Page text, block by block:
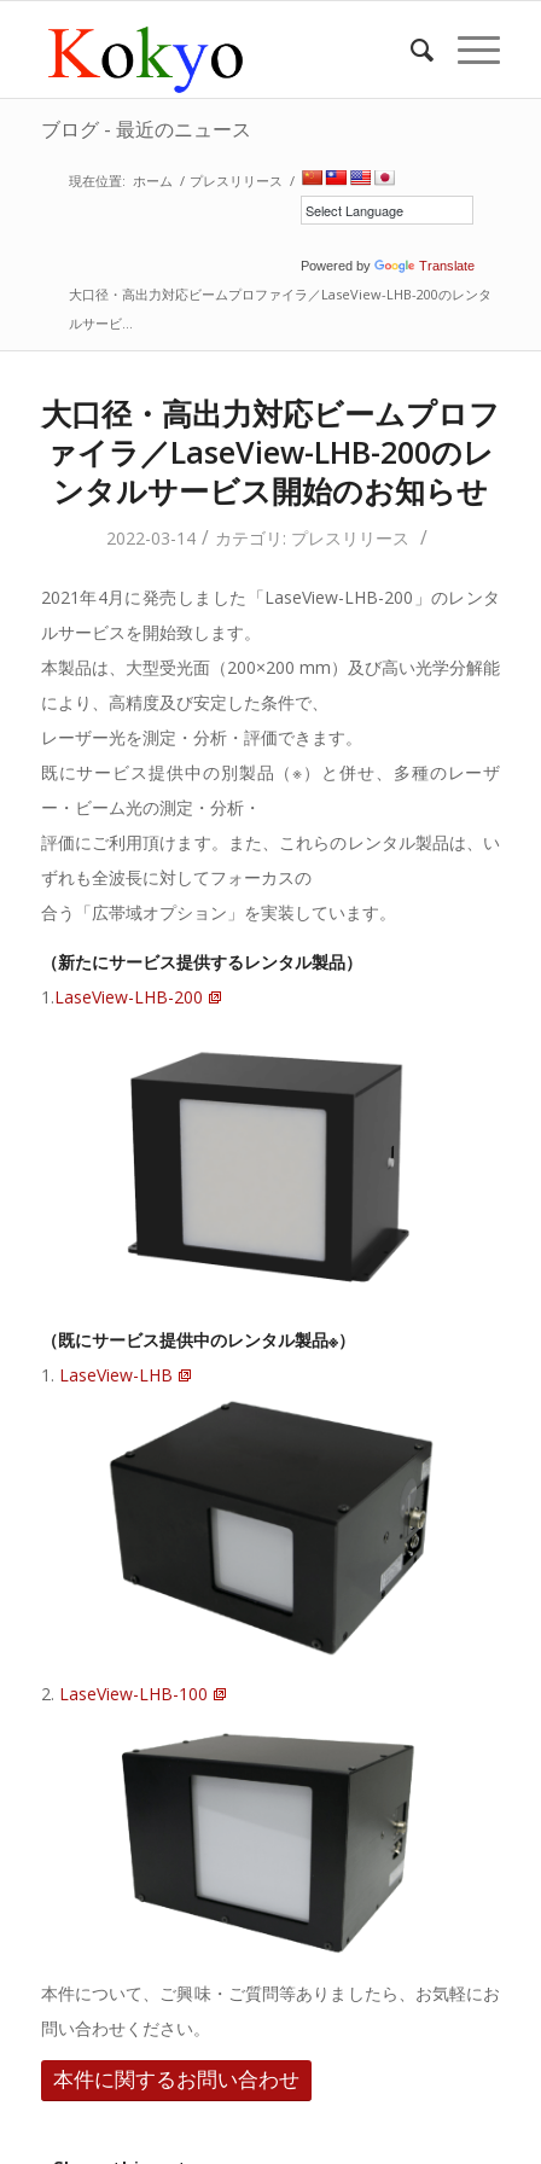
ブログ - 最近のニュース
Powered by Translate
現在位置: ホーム / プレスリリース /
大口径・高出力対応ビームプロファイラ／LaseView-LHB-200のレンタ
ルサービ...
大口径・高出力対応ビームプロフ
ァイラ／LaseView-LHB-200のレ
ンタルサービス開始のお知らせ
2022-03-14 / カテゴリ: プレスリリース /
2021年4月に発売しました「LaseView-LHB-200」のレンタ
ルサービスを開始致します。
本製品は、大型受光面（200×200 mm）及び高い光学分解能
により、高精度及び安定した条件で、
レーザー光を測定・分析・評価できます。
既にサービス提供中の別製品（※）と併せ、多種のレーザ
ー・ビーム光の測定・分析・
評価にご利用頂けます。また、これらのレンタル製品は、い
ずれも全波長に対してフォーカスの
合う「広帯域オプション」を実装しています。
（新たにサービス提供するレンタル製品）
1.LaseView-LHB-200
（既にサービス提供中のレンタル製品※）
1. LaseView-LHB
2. LaseView-LHB-100
本件について、ご興味・ご質問等ありましたら、お気軽にお
問い合わせください。
本件に関するお問い合わせ